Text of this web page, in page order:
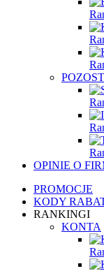
OPINIE O
PROMOCJE
KODY
RANKINGI
KONTA